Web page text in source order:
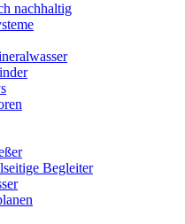
nachhaltig
Begleiter